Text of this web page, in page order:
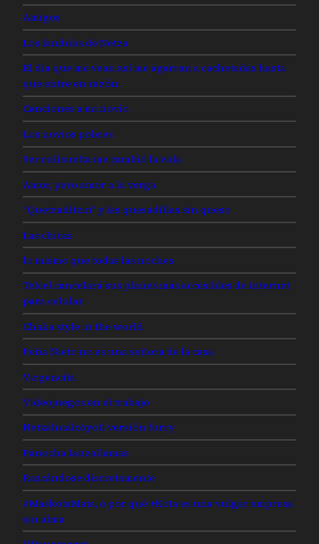
Amigos
Los fandubs de Netza
El día que me vean así me agarran a cachetadas hasta
que entre en razón
Canciones a mi novio
Los novios pobres
Ser culisuelta me cambió la vida
Amor, pero amor a la verga
“Quetzaditzin” y las quesadillas sin queso
Las chicas
lo mismo que todas las noches
Telcel cancelará sus planes más accesibles de internet
para celular
Chaka style in the world
Peña Nieto no es una señora de la casa
Virgencita
Videojuegos en el trabajo
Netzahualcóyotl versión furry
Panocha lanzallamas
Rascándose discretamente
#MaskotaMata, o por qué +Kota es una vulgar empresa
sin alma